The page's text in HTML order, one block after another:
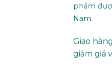
phẩm
Nam.
Giao
giảm giá